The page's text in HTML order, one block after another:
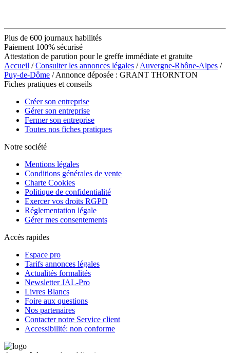
Plus de 600 journaux habilités
Paiement 100% sécurisé
Attestation de parution pour le greffe immédiate et gratuite
Accueil /Consulter les annonces légales /Auvergne-Rhône-Alpes /
Puy-de-Dôme / Annonce déposée : GRANT THORNTON
Fiches pratiques et conseils
Créer son entreprise
Gérer son entreprise
Fermer son entreprise
Toutes nos fiches pratiques
Notre société
Mentions légales
Conditions générales de vente
Charte Cookies
Politique de confidentialité
Exercer vos droits RGPD
Réglementation légale
Gérer mes consentements
Accès rapides
Espace pro
Tarifs annonces légales
Actualités formalités
Newsletter JAL-Pro
Livres Blancs
Foire aux questions
Nos partenaires
Contacter notre Service client
Accessibilité: non conforme